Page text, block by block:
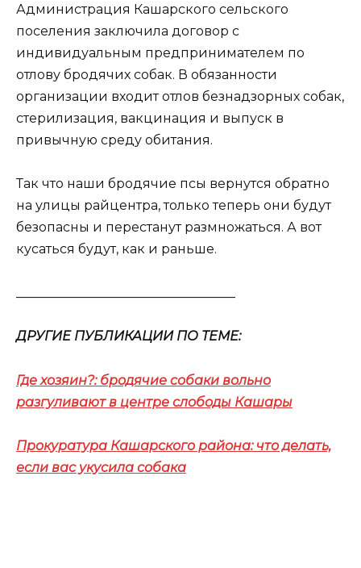
Администрация Кашарского сельского
поселения заключила договор с
индивидуальным предпринимателем по
отлову бродячих собак. В обязанности
организации входит отлов безнадзорных собак,
стерилизация, вакцинация и выпуск в
привычную среду обитания.
Так что наши бродячие псы вернутся обратно
на улицы райцентра, только теперь они будут
безопасны и перестанут размножаться. А вот
кусаться будут, как и раньше.
ДРУГИЕ ПУБЛИКАЦИИ ПО ТЕМЕ:
Где хозяин?: бродячие собаки вольно
разгуливают в центре слободы Кашары
Прокуратура Кашарского района: что делать,
если вас укусила собака